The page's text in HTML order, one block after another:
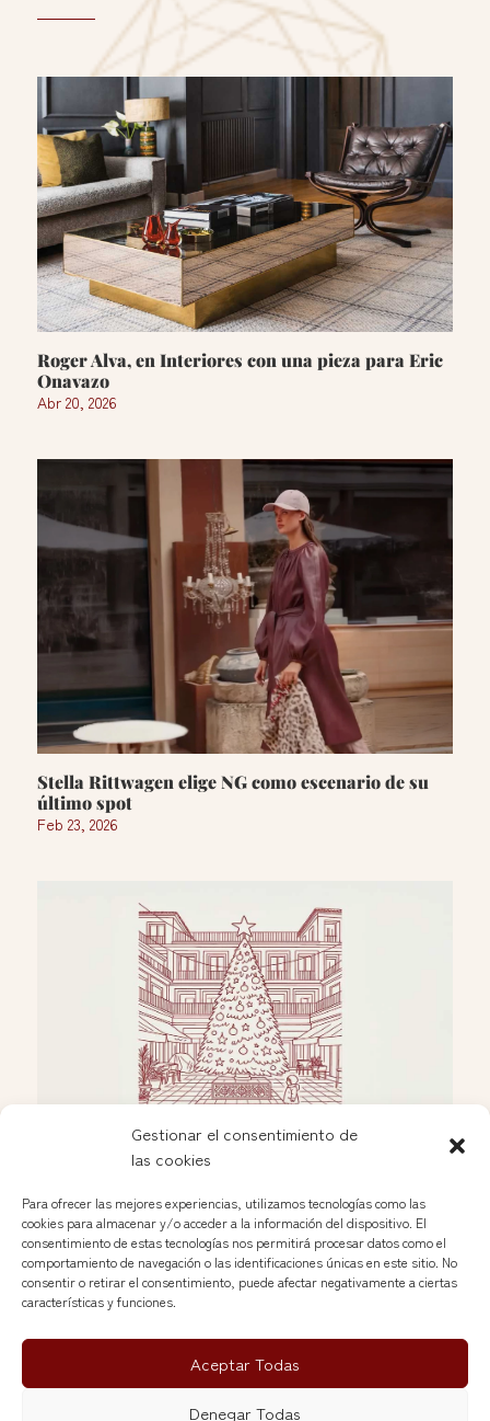
Gestionar el consentimiento de
las cookies
Para ofrecer las mejores experiencias, utilizamos tecnologías como las
cookies para almacenar y/o acceder a la información del dispositivo. El
consentimiento de estas tecnologías nos permitirá procesar datos como el
comportamiento de navegación o las identificaciones únicas en este sitio. No
consentir o retirar el consentimiento, puede afectar negativamente a ciertas
características y funciones.
Aceptar Todas
Denegar Todas
Roger Alva, en Interiores con una pieza para Eric
Onavazo
Abr 20, 2026
Stella Rittwagen elige NG como escenario de su
último spot
Feb 23, 2026
Celebración navideña en las Nuevas Galerías
Ver más »